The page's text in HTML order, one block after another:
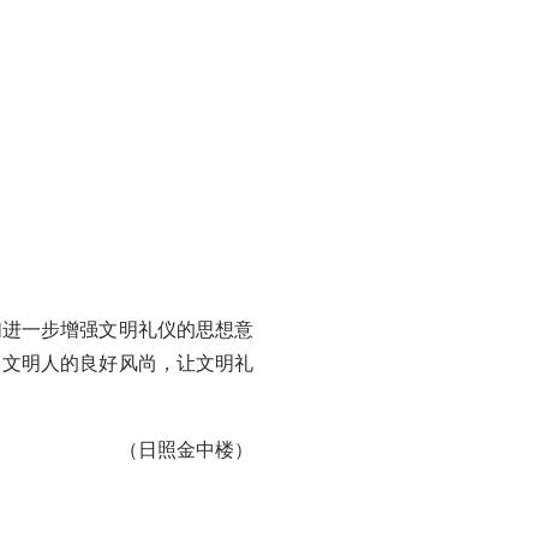
一步增强文明礼仪的思想意
明人的良好风尚，让文明礼
（日照金中楼）